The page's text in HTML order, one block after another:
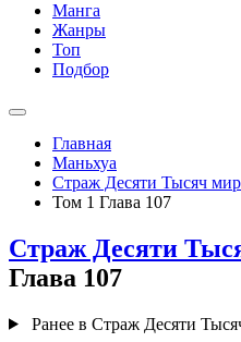
Манга
Жанры
Топ
Подбор
Главная
Маньхуа
Страж Десяти Тысяч
Том 1 Глава 107
Страж Десяти
Глава 107
Ранее в Страж Десяти